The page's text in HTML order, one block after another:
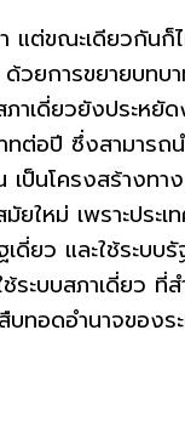
แต่ขณะเดียวกันก็
ยการขยายบทบา
ภาเดี่ยวยังประหยั
ต่อปี ซึ่งสามารถน
เป็นโครงสร้างทา
ใหม่ เพราะประเ
เดี่ยว และใช้ระบ
ช้ระบบสภาเดี่ยว
ทอดอำนาจของร